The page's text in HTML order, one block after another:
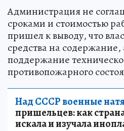
Администрация не
сроками и стоимостью
пришел к выводу, что
средства на содержание,
поддержание
противопожарного
Над СССР военные
пришельцев: как
искала и изучала